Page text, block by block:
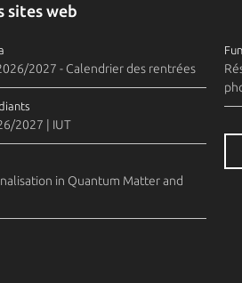
sites web
2027 - Calendrier des rentrées
2027 | IUT
in Quantum Matter and